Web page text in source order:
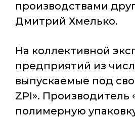
производствами
Дмитрий Хмелько.
На коллективной
предприятий из
выпускаемые под
ZPI».
полимерную